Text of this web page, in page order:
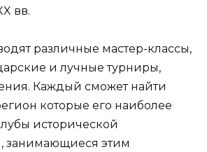
вв.
различные мастер-классы,
и лучные турниры,
Каждый сможет найти
которые его наиболее
исторической
занимающиеся этим